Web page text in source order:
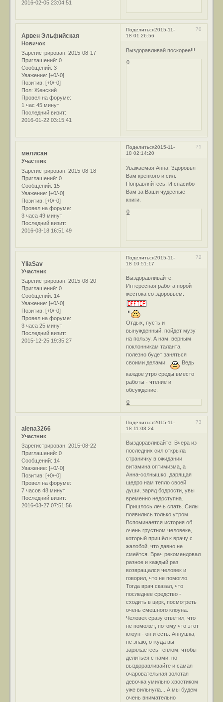
2016-02-05 23:04:51
Поделиться 70
2015-11-
18 01:26:56
Арвен Эльфийская
Новичок
Зарегистрирован: 2015-08-17
Приглашений: 0
Сообщений: 3
Уважение: [+0/-0]
Позитив: [+0/-0]
Пол: Женский
Провел на форуме:
1 час 45 минут
Последний визит:
2016-01-22 03:15:41
Выздоравливай поскорее!!!
0
Поделиться 71
2015-11-
18 02:14:20
мелисан
Участник
Зарегистрирован: 2015-08-18
Приглашений: 0
Сообщений: 15
Уважение: [+0/-0]
Позитив: [+0/-0]
Провел на форуме:
3 часа 49 минут
Последний визит:
2016-03-18 16:51:49
Уважаемая Анна. Здоровья
Вам крепкого и сил.
Поправляйтесь. И спасибо
Вам за Ваши чудесные
книги.
0
Поделиться 72
2015-11-
18 10:51:17
YliaSav
Участник
Зарегистрирован: 2015-08-20
Приглашений: 0
Сообщений: 14
Уважение: [+0/-0]
Позитив: [+0/-0]
Провел на форуме:
3 часа 25 минут
Последний визит:
2015-12-25 19:35:27
Выздоравливайте.
Интересная работа порой
жестока со здоровьем.
Отдых, пусть и
вынужденный, пойдет музу
на пользу. А нам, верным
поклонникам таланта,
полезно будет заняться
своими делами.
Ведь
каждое утро среды вместо
работы - чтение и
обсуждение.
0
Поделиться 73
2015-11-
18 11:08:24
alena3266
Участник
Зарегистрирован: 2015-08-22
Приглашений: 0
Сообщений: 14
Уважение: [+0/-0]
Позитив: [+0/-0]
Провел на форуме:
7 часов 48 минут
Последний визит:
2016-03-27 07:51:56
Выздоравливайте! Вчера из
последних сил открыла
страничку в ожидании
витамина оптимизма, а
Анна-солнышко, дарящая
щедро нам тепло своей
души, заряд бодрости, увы
временно недоступна.
Пришлось лечь спать. Силы
появились только утром.
Вспоминается история об
очень грустном человеке,
который пришёл к врачу с
жалобой, что давно не
смеётся. Врач рекомендовал
разное и каждый раз
возвращался человек и
говорил, что не помогло.
Тогда врач сказал, что
последнее средство -
сходить в цирк, посмотреть
очень смешного клоуна.
Человек сразу ответил, что
не поможет, потому что этот
клоун - он и есть. Аннушка,
не знаю, откуда вы
заряжаетесь теплом, чтобы
делиться с нами, но
выздоравливайте и самая
очаровательная золотая
девочка умильно хвостиком
уже вильнула... А мы будем
очень внимательно